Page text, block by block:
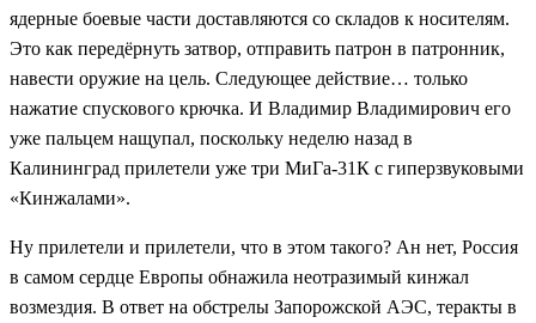
ядерные боевые части доставляются со складов к носителям.
Это как передёрнуть затвор, отправить патрон в патронник,
навести оружие на цель. Следующее действие… только
нажатие спускового крючка. И Владимир Владимирович его
уже пальцем нащупал, поскольку неделю назад в
Калининград прилетели уже три МиГа-31К с гиперзвуковыми
«Кинжалами».
Ну прилетели и прилетели, что в этом такого? Ан нет, Россия
в самом сердце Европы обнажила неотразимый кинжал
возмездия. В ответ на обстрелы Запорожской АЭС, теракты в